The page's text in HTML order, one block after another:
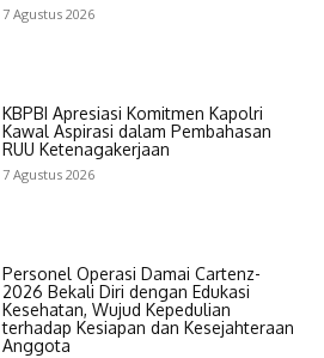
7 Agustus 2026
KBPBI Apresiasi Komitmen Kapolri
Kawal Aspirasi dalam Pembahasan
RUU Ketenagakerjaan
7 Agustus 2026
Personel Operasi Damai Cartenz-
2026 Bekali Diri dengan Edukasi
Kesehatan, Wujud Kepedulian
terhadap Kesiapan dan Kesejahteraan
Anggota